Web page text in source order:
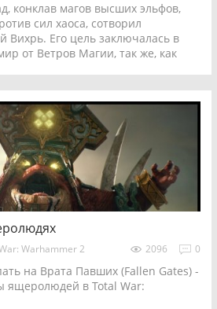
конклав магов высших эльфов,
сил хаоса, сотворил
Вихрь. Его цель заключалась в
от Ветров Магии, так же, как
и мирTotal War: Warhammer 2
гибели...
Warhammer 2 0
2096
на Врата Павших (Fallen Gates) -
ящеролюдей в Total War: